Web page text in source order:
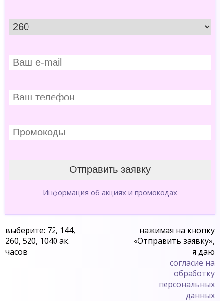
Информация об акциях и промокодах
выберите: 72, 144,
260, 520, 1040 ак.
часов
нажимая на кнопку
«Отправить заявку»,
я даю
согласие на
обработку
персональных
данных